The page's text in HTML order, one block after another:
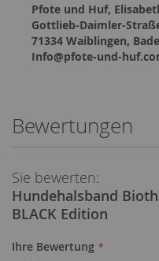
Pfote und Huf,
Gottlieb-Daimler-
71334 Waiblingen,
Info@pfote-und-
Bewertungen
Sie bewerten:
Hundehalsband
BLACK Edition
Ihre Bewertung